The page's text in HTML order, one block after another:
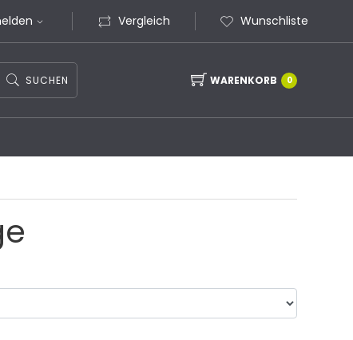
Vergleich Wunschliste
SUCHEN WARENKORB 0